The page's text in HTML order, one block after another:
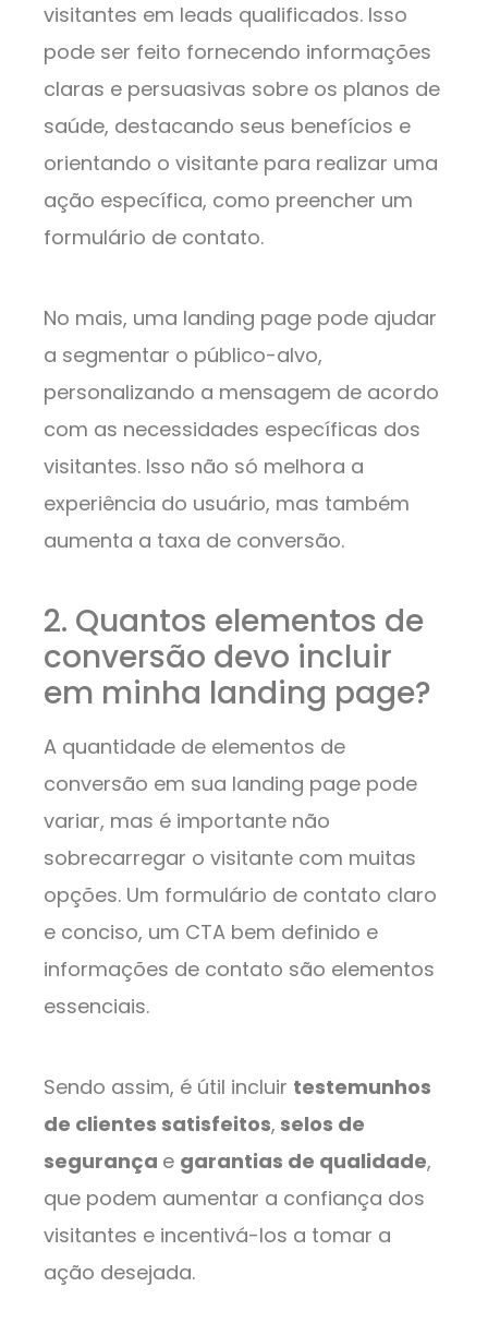
visitantes em leads qualificados. Isso
pode ser feito fornecendo informações
claras e persuasivas sobre os planos de
saúde, destacando seus benefícios e
orientando o visitante para realizar uma
ação específica, como preencher um
formulário de contato.
No mais, uma landing page pode ajudar
a segmentar o público-alvo,
personalizando a mensagem de acordo
com as necessidades específicas dos
visitantes. Isso não só melhora a
experiência do usuário, mas também
aumenta a taxa de conversão.
2. Quantos elementos de
conversão devo incluir
em minha landing page?
A quantidade de elementos de
conversão em sua landing page pode
variar, mas é importante não
sobrecarregar o visitante com muitas
opções. Um formulário de contato claro
e conciso, um CTA bem definido e
informações de contato são elementos
essenciais.
Sendo assim, é útil incluir testemunhos
de clientes satisfeitos, selos de
segurança e garantias de qualidade,
que podem aumentar a confiança dos
visitantes e incentivá-los a tomar a
ação desejada.